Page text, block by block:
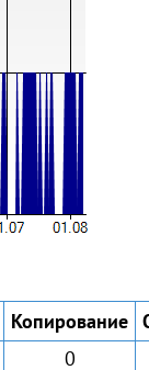
Копирование
0